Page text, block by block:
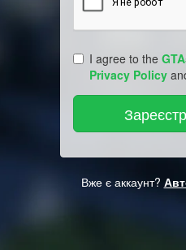
I agree to the
Privacy Policy
Вже є аккаунт?